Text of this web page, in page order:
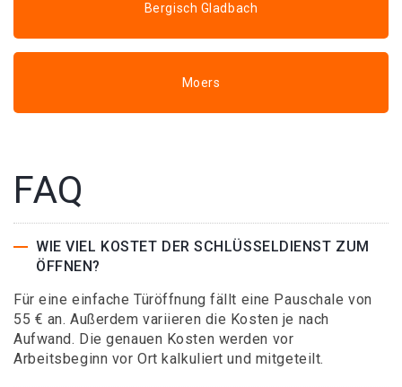
Bergisch Gladbach
Moers
FAQ
WIE VIEL KOSTET DER SCHLÜSSELDIENST ZUM
ÖFFNEN?
Für eine einfache Türöffnung fällt eine Pauschale von
55 € an. Außerdem variieren die Kosten je nach
Aufwand. Die genauen Kosten werden vor
Arbeitsbeginn vor Ort kalkuliert und mitgeteilt.